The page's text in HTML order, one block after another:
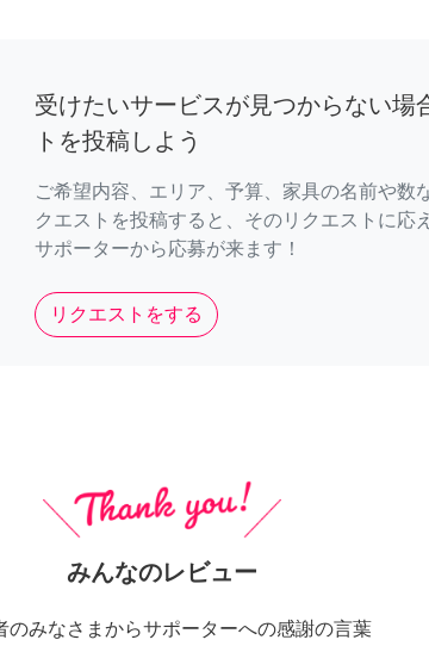
受けたいサービスが見つからない場
トを投稿しよう
ご希望内容、エリア、予算、家具の名前や数
クエストを投稿すると、そのリクエストに応
サポーターから応募が来ます！
リクエストをする
みんなのレビュー
のみなさまからサポーターへの感謝の言葉